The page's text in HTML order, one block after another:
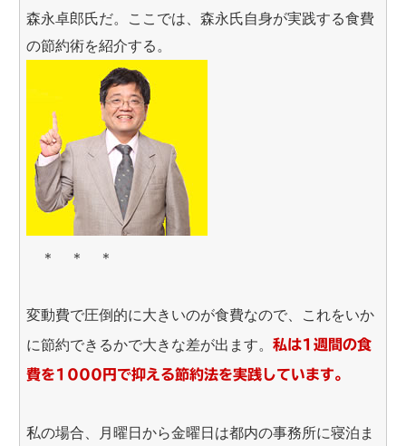
森永卓郎氏だ。ここでは、森永氏自身が実践する食費
の節約術を紹介する。
＊ ＊ ＊
変動費で圧倒的に大きいのが食費なので、これをいか
に節約できるかで大きな差が出ます。 私は1週間の食
費を1000円で抑える節約法を実践しています。
私の場合、月曜日から金曜日は都内の事務所に寝泊ま